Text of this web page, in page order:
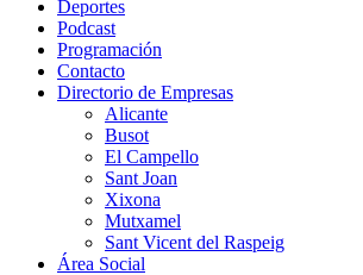
Deportes
Podcast
Programación
Contacto
Directorio de Empresas
Alicante
Busot
El Campello
Sant Joan
Xixona
Mutxamel
Sant Vicent del Raspeig
Área Social